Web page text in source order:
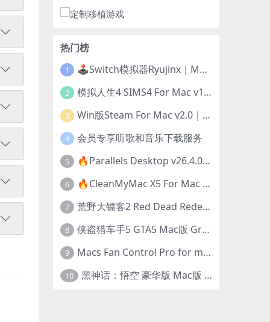
热门榜
1 🕹️Switch模拟器Ryujinx｜Mac+Win版｜开发团队已解散此乃最后的绝唱版本
2 模拟人生4 SIMS4 For Mac v1.118.257.1220｜中文原生版｜无限金币｜全100DLC
3 Win版Steam For Mac v2.0｜在Mac运行Win版游戏！｜升级GPTK4.0支持！
4 会员专享听歌和音乐下载服务
5 🔥Parallels Desktop v26.4.0-57513｜免激活版｜在Mac上安装Windows/Linux等系统[赠Windows激活]
6 🔥CleanMyMac X5 For Mac v5.5.7｜免激活版｜macOS系统优化/清理神器
7 荒野大镖客2 Red Dead Redemption 2 for mac v1436.28｜中文移植版｜最好玩的开放世界游戏
8 侠盗猎车手5 GTA5 Mac版 Grand Theft Auto V For Mac｜中文破解版
9 Macs Fan Control Pro for mac v1.5.18｜中文破解版｜风扇监控与控制工具
10 黑神话：悟空 豪华版 Mac版 Black Myth: Wukong For Mac v1.0.21.23831｜国语中文移植版｜仅限终身VIP交流学习｜含Mac+Win版